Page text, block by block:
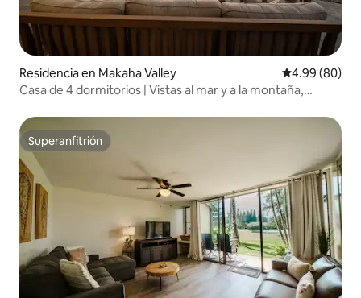
Residencia en Makaha Valley Calificación
4.99 (80)
Casa de 4 dormitorios | Vistas al mar y a la montaña,
Superanfitrión
Superanfitrión